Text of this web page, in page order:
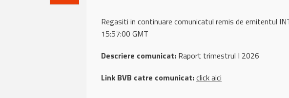
Regasiti in continuare comunicatul remis de emitentul
15:57:00 GMT
Descriere comunicat: Raport trimestrul I 2026
Link BVB catre comunicat:click aici